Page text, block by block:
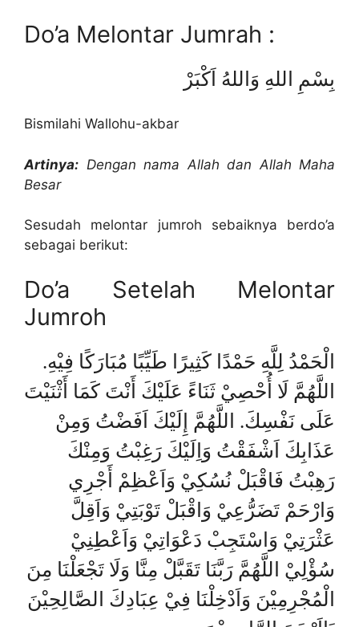
Do’a Melontar Jumrah :
بِسْمِ اللهِ وَاللهُ اَكْبَرْ
Bismilahi Wallohu-akbar
Artinya: Dengan nama Allah dan Allah Maha
Besar
Sesudah melontar jumroh sebaiknya berdo’a
sebagai berikut:
Do’a Setelah Melontar
Jumroh
الْحَمْدُ لِلَّهِ حَمْدًا كَثِيرًا طَيِّبًا مُبَارَكًا فِيْهِ.
اللَّهُمَّ لَا أُحْصِيْ ثَنَاءً عَلَيْكَ أَنْتَ كَمَا أَثْنَيْتَ
عَلَى نَفْسِكَ. اللَّهُمَّ إِلَيْكَ اَفَضْتُ وَمِنْ
عَذَابِكَ اَشْفَقْتُ وَاِلَيْكَ رَغِبْتُ وَمِنْكَ
رَهِبْتُ فَاقْبَلْ نُسُكِيْ وَاَعْظِمْ أَجْرِي
وَارْحَمْ تَضَرُّعِيْ وَاقْبَلْ تَوْبَتِيْ وَاَقِلَّ
عَثْرَتِيْ وَاسْتَجِبْ دَعْوَاتِيْ وَاَعْطِنِيْ
سُؤْلِيْ اللَّهُمَّ رَبَّنَا تَقَبَّلْ مِنَّا وَلَا تَجْعَلْنَا مِنَ
الْمُجْرِمِيْنَ وَاَدْخِلْنَا فِيْ عِبَادِكَ الصَّالِحِيْنَ